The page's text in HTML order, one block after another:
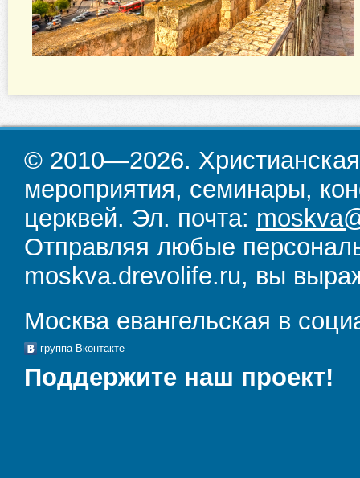
© 2010—2026.
мероприятия, семинары,
церквей. Эл. почта:
Отправляя любые
moskva.drevolife.ru, вы
Москва евангельская в
группа Вконтакте
Поддержите наш проект!